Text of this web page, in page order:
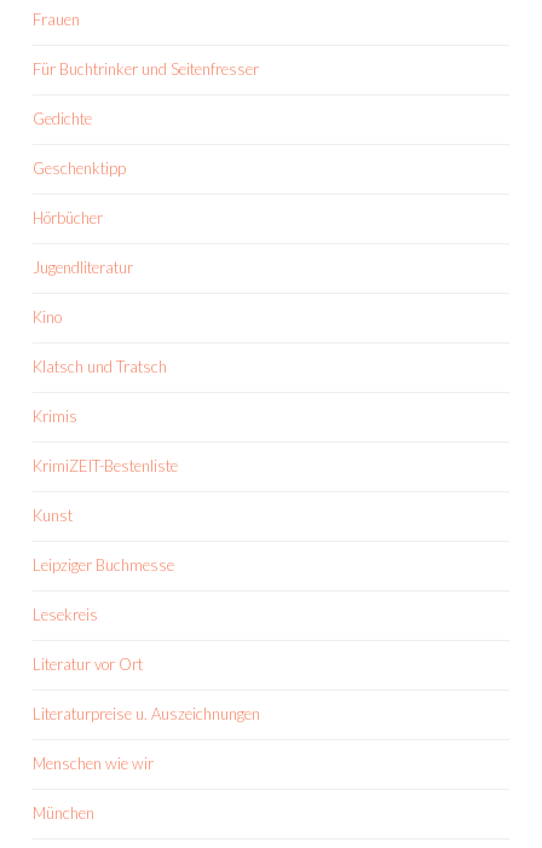
Frauen
Für Buchtrinker und Seitenfresser
Gedichte
Geschenktipp
Hörbücher
Jugendliteratur
Kino
Klatsch und Tratsch
Krimis
KrimiZEIT-Bestenliste
Kunst
Leipziger Buchmesse
Lesekreis
Literatur vor Ort
Literaturpreise u. Auszeichnungen
Menschen wie wir
München